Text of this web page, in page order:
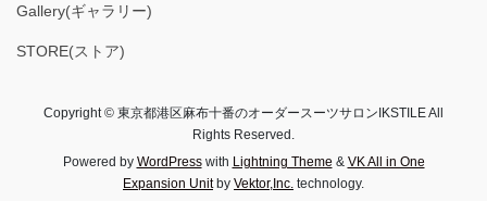
Gallery(ギャラリー)
STORE(ストア)
Copyright © 東京都港区麻布十番のオーダースーツサロンIKSTILE All
Rights Reserved.
Powered by WordPresswith Lightning Theme & VK All in One
Expansion Unitby Vektor,Inc. technology.